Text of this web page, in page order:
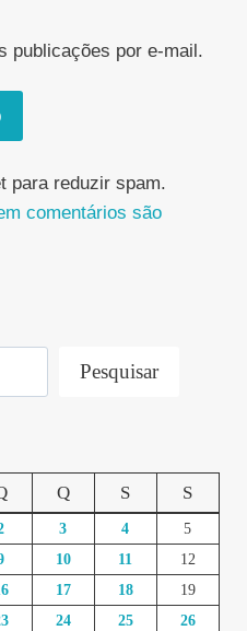
publicações por e-mail.
para reduzir spam.
comentários são
Pesquisar
Q S S
3 4
5
10 11
12
17 18
19
24 25
26